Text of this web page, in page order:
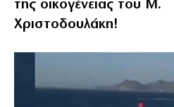
της οικογένειας του Μ.
Χριστοδουλάκη!